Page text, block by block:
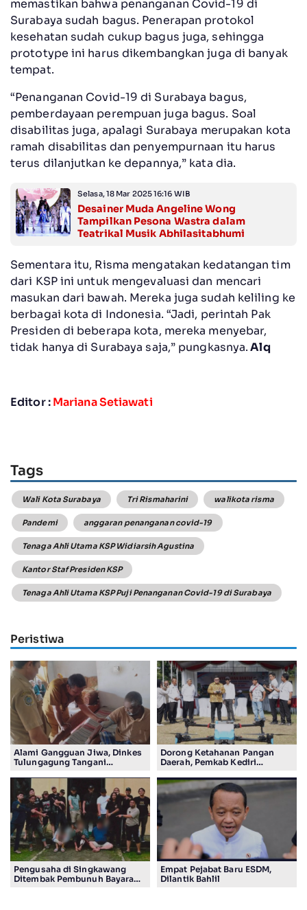
memastikan bahwa penanganan Covid-19 di
Surabaya sudah bagus. Penerapan protokol
kesehatan sudah cukup bagus juga, sehingga
prototype ini harus dikembangkan juga di banyak
tempat.
“Penanganan Covid-19 di Surabaya bagus,
pemberdayaan perempuan juga bagus. Soal
disabilitas juga, apalagi Surabaya merupakan kota
ramah disabilitas dan penyempurnaan itu harus
terus dilanjutkan ke depannya,” kata dia.
Selasa, 18 Mar 2025 16:16 WIB
Desainer Muda Angeline Wong
Tampilkan Pesona Wastra dalam
Teatrikal Musik Abhilasitabhumi
Sementara itu, Risma mengatakan kedatangan tim
dari KSP ini untuk mengevaluasi dan mencari
masukan dari bawah. Mereka juga sudah keliling ke
berbagai kota di Indonesia. “Jadi, perintah Pak
Presiden di beberapa kota, mereka menyebar,
tidak hanya di Surabaya saja,” pungkasnya.Alq
Editor :Mariana Setiawati
Tags
Wali Kota Surabaya Tri Rismaharini walikota risma
Pandemi anggaran penanganan covid-19
Tenaga Ahli Utama KSP Widiarsih Agustina
Kantor Staf Presiden KSP
Tenaga Ahli Utama KSP Puji Penanganan Covid-19 di Surabaya
Peristiwa
Alami Gangguan Jiwa, Dinkes
Tulungagung Tangani
Dorong Ketahanan Pangan
Daerah, Pemkab Kediri
Pengusaha di Singkawang
Ditembak Pembunuh Bayaran
Empat Pejabat Baru ESDM,
Dilantik Bahlil